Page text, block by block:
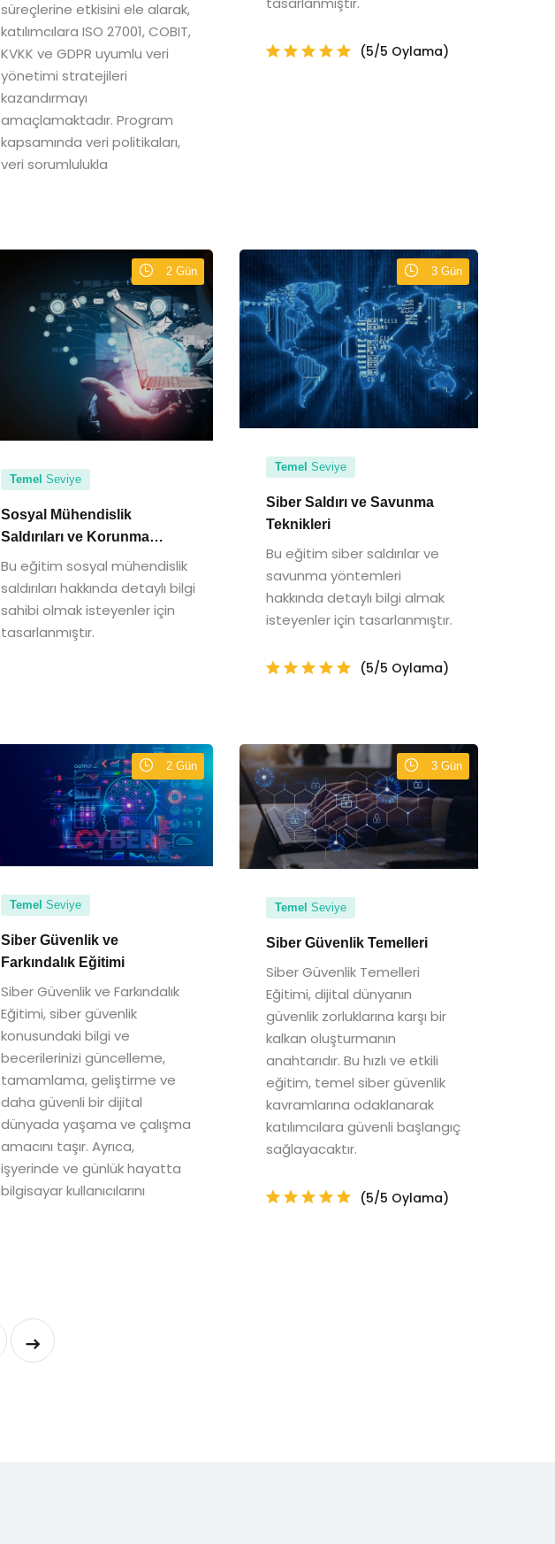
süreçlerine etkisini ele alarak,
katılımcılara ISO 27001, COBIT,
KVKK ve GDPR uyumlu veri
yönetimi stratejileri
kazandırmayı
amaçlamaktadır. Program
kapsamında veri politikaları,
veri sorumlulukla
(5/5 Oylama)
2 Gün
Temel Seviye
Sosyal Mühendislik
Saldırıları ve Korunma
Yöntemleri Eğitimi
Bu eğitim sosyal mühendislik
saldırıları hakkında detaylı bilgi
sahibi olmak isteyenler için
tasarlanmıştır.
3 Gün
Temel Seviye
Siber Saldırı ve Savunma
Teknikleri
Bu eğitim siber saldırılar ve
savunma yöntemleri
hakkında detaylı bilgi almak
isteyenler için tasarlanmıştır.
(5/5 Oylama)
2 Gün
Temel Seviye
Siber Güvenlik ve
Farkındalık Eğitimi
Siber Güvenlik ve Farkındalık
Eğitimi, siber güvenlik
konusundaki bilgi ve
becerilerinizi güncelleme,
tamamlama, geliştirme ve
daha güvenli bir dijital
dünyada yaşama ve çalışma
amacını taşır. Ayrıca,
işyerinde ve günlük hayatta
bilgisayar kullanıcılarını
3 Gün
Temel Seviye
Siber Güvenlik Temelleri
Siber Güvenlik Temelleri
Eğitimi, dijital dünyanın
güvenlik zorluklarına karşı bir
kalkan oluşturmanın
anahtarıdır. Bu hızlı ve etkili
eğitim, temel siber güvenlik
kavramlarına odaklanarak
katılımcılara güvenli başlangıç
sağlayacaktır.
(5/5 Oylama)